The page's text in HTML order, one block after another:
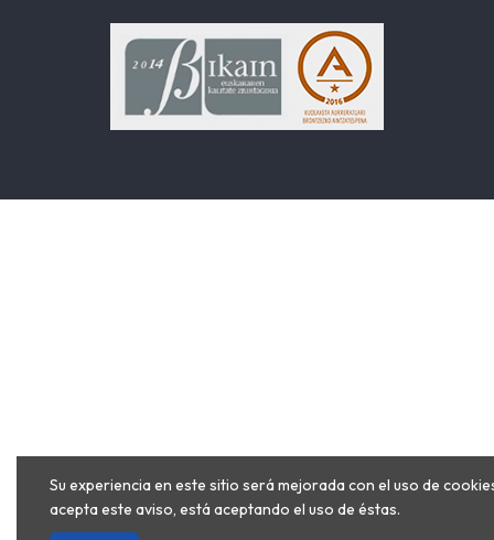
Su experiencia en este sitio será mejorada con el uso de
acepta este aviso, está aceptando el uso de éstas.